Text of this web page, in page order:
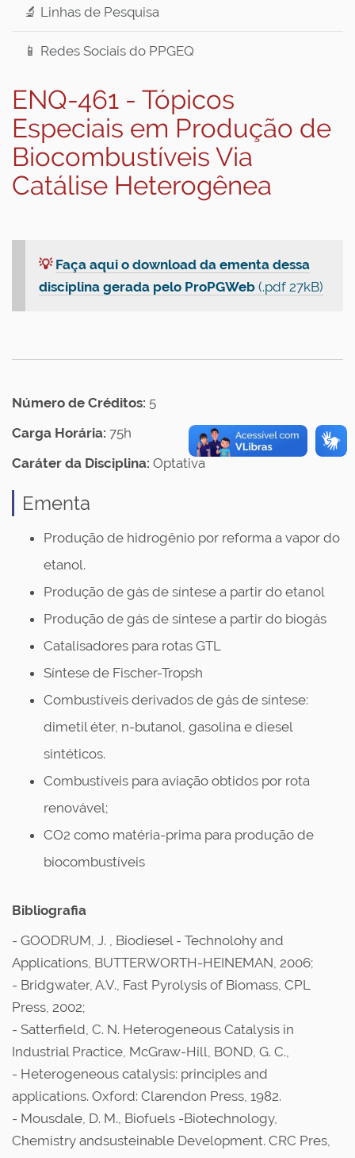
🔬 Linhas de Pesquisa
📱 Redes Sociais do PPGEQ
ENQ-461 - Tópicos
Especiais em Produção de
Biocombustíveis Via
Catálise Heterogênea
💡 Faça aqui o download da ementa dessa
disciplina gerada pelo ProPGWeb (.pdf 27kB)
Número de Créditos: 5
Carga Horária: 75h
Caráter da Disciplina: Optativa
Ementa
Produção de hidrogênio por reforma a vapor do
etanol.
Produção de gás de síntese a partir do etanol
Produção de gás de síntese a partir do biogás
Catalisadores para rotas GTL
Síntese de Fischer-Tropsh
Combustíveis derivados de gás de síntese:
dimetil éter, n-butanol, gasolina e diesel
sintéticos.
Combustíveis para aviação obtidos por rota
renovável;
CO2 como matéria-prima para produção de
biocombustíveis
Bibliografia
- GOODRUM, J. , Biodiesel - Technolohy and
Applications, BUTTERWORTH-HEINEMAN, 2006;
- Bridgwater, A.V., Fast Pyrolysis of Biomass, CPL
Press, 2002;
- Satterfield, C. N. Heterogeneous Catalysis in
Industrial Practice, McGraw-Hill, BOND, G. C.,
- Heterogeneous catalysis: principles and
applications. Oxford: Clarendon Press, 1982.
- Mousdale, D. M., Biofuels -Biotechnology,
Chemistry andsusteinable Development. CRC Pres,